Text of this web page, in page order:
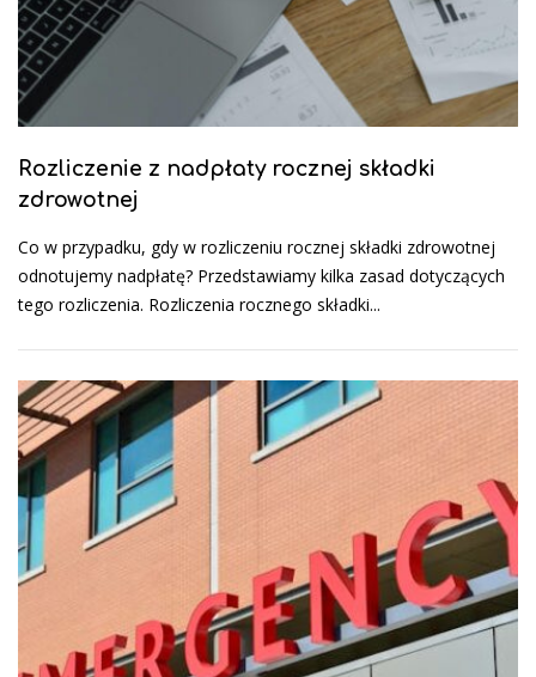
Rozliczenie z nadpłaty rocznej składki
zdrowotnej
Co w przypadku, gdy w rozliczeniu rocznej składki zdrowotnej
odnotujemy nadpłatę? Przedstawiamy kilka zasad dotyczących
tego rozliczenia. Rozliczenia rocznego składki...